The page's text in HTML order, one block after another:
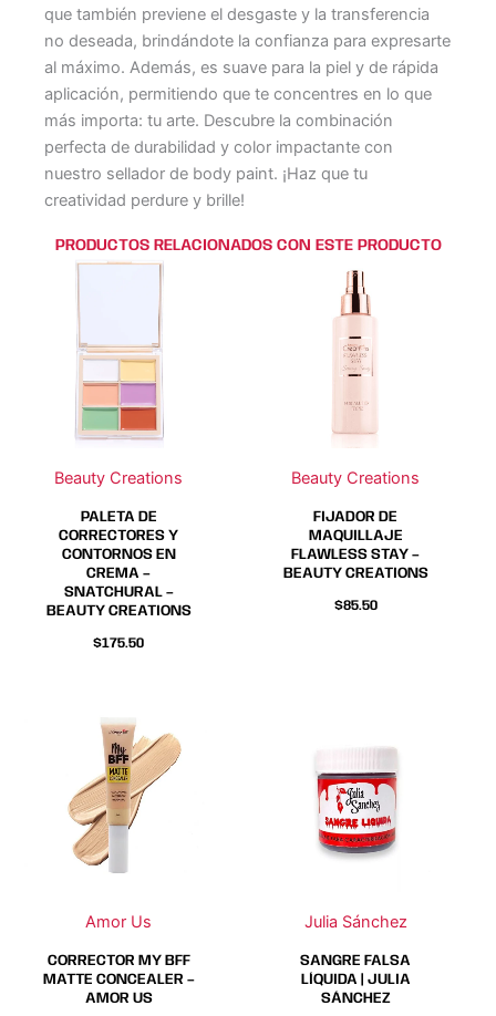
que también previene el desgaste y la transferencia
no deseada, brindándote la confianza para expresarte
al máximo. Además, es suave para la piel y de rápida
aplicación, permitiendo que te concentres en lo que
más importa: tu arte. Descubre la combinación
perfecta de durabilidad y color impactante con
nuestro sellador de body paint. ¡Haz que tu
creatividad perdure y brille!
PRODUCTOS RELACIONADOS CON ESTE PRODUCTO
Beauty Creations
Este
múltiples
variantes.
Las
opciones
pueden
elegir
en
la
página
de
producto
PALETA DE
CORRECTORES Y
CONTORNOS EN
CREMA –
SNATCHURAL –
BEAUTY CREATIONS
$175.50
Este
tiene
múltiples
variantes.
Las
opciones
pueden
elegir
en
la
página
de
producto
Beauty Creations
FIJADOR DE
MAQUILLAJE
FLAWLESS STAY –
BEAUTY CREATIONS
$85.50
Amor Us
producto
tiene
múltiples
variantes.
opciones
pueden
elegir
en
la
CORRECTOR MY BFF
MATTE CONCEALER –
AMOR US
producto
tiene
múltiples
pueden
elegir
en
la
Julia Sánchez
SANGRE FALSA
LÍQUIDA | JULIA
SÁNCHEZ